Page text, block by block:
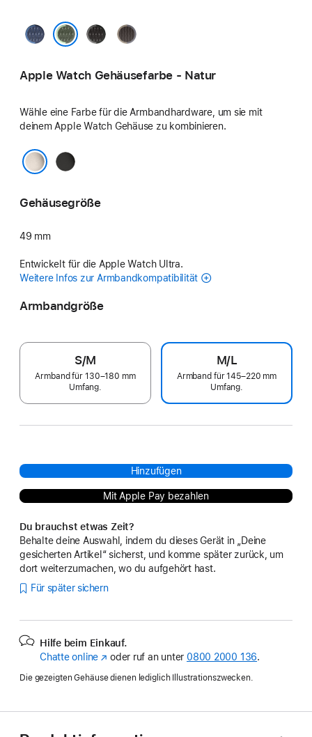
Blau/HellblauSchwarz/Kohlegrau
Blau/Schwarz
Apple Watch Gehäusefarbe - Natur
Wähle eine Farbe für die Armbandhardware, um sie mit
deinem Apple Watch Gehäuse zu kombinieren.
Schwarz
Gehäusegröße
49 mm
Entwickelt für die Apple Watch Ultra.
Weitere Infos zur Armbandkompatibilität
Armbandgröße
S/M
Armband für 130–180 mm
Umfang.
M/L
Armband für 145–220 mm
Umfang.
Hinzufügen
Mit Apple Pay bezahlen
Du brauchst etwas Zeit?
Behalte deine Auswahl, indem du dieses Gerät in „Deine
gesicherten Artikel“ sicherst, und komme später zurück, um
dort weiterzumachen, wo du aufgehört hast.
Für später sichern
Hilfe beim Einkauf.
Chatte online (Öffnet
neues
oder ruf an unter 0800 2000 136.
Die gezeigten Gehäuse dienen lediglich Illustrationszwecken.